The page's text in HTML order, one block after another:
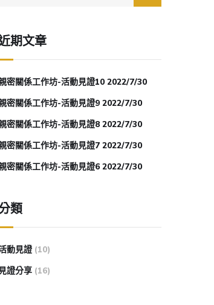
期文章
密關係工作坊-活動見證10 2022/7/30
密關係工作坊-活動見證9 2022/7/30
密關係工作坊-活動見證8 2022/7/30
密關係工作坊-活動見證7 2022/7/30
密關係工作坊-活動見證6 2022/7/30
類
動見證 (10)
見證分享 (16)